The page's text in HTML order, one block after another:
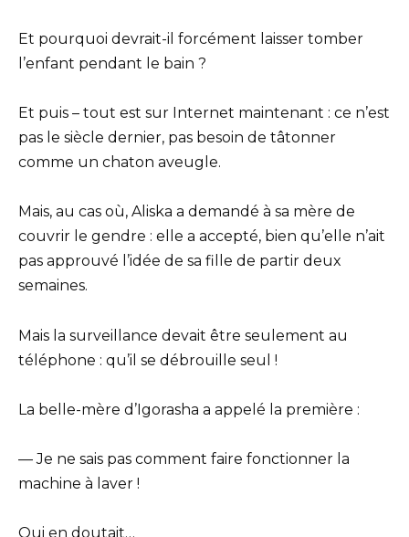
Et pourquoi devrait-il forcément laisser tomber
l’enfant pendant le bain ?
Et puis – tout est sur Internet maintenant : ce n’est
pas le siècle dernier, pas besoin de tâtonner
comme un chaton aveugle.
Mais, au cas où, Aliska a demandé à sa mère de
couvrir le gendre : elle a accepté, bien qu’elle n’ait
pas approuvé l’idée de sa fille de partir deux
semaines.
Mais la surveillance devait être seulement au
téléphone : qu’il se débrouille seul !
La belle-mère d’Igorasha a appelé la première :
— Je ne sais pas comment faire fonctionner la
machine à laver !
Qui en doutait…